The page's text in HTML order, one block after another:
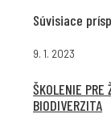
Súvisiace
9. 1. 2023
ŠKOLENIE PRE
BIODIVERZITA